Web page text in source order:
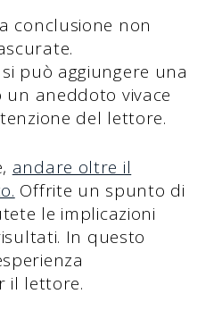
conclusione non
può aggiungere una
un aneddoto vivace
del lettore.
andare oltre il
Offrite un spunto di
le implicazioni
In questo
il lettore.